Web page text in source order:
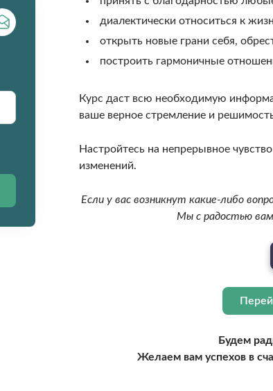
диалектически относиться к
открыть новые грани себя,
построить гармоничные
Курс даст всю необходимую
ваше верное стремление и
Настройтесь на непрерывное
изменений.
Если у вас возникнут какие-либо
Мы с радостью
Будем
Желаем вам успехов в